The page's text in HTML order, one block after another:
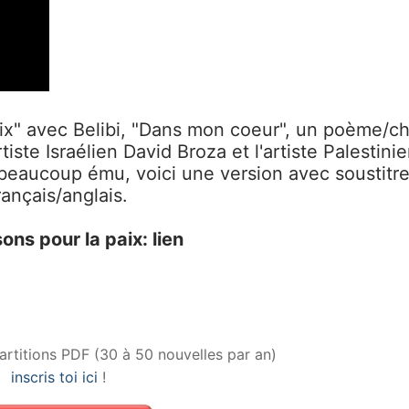
avec Belibi, "Dans mon coeur", un poème/
Israélien David Broza et l'artiste
ému, voici une version avec
anglais.
pour la paix: lien
PDF (30 à 50 nouvelles par an)
inscris toi ici !